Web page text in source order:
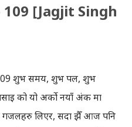
The film adjudged the
Ram Bahadur
cash award of USD...
[Jagjit Singh
शुभ समय, शुभ पल, शुभ
बसाइ को यो अर्को नयाँ अंक मा
गजलहरु लिएर, सदा झैँ आज पनि